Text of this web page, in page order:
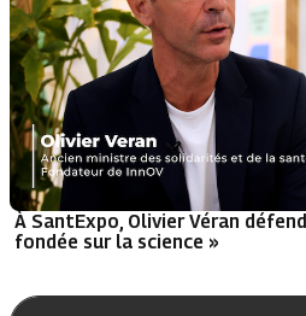
À SantExpo, Olivier Véran
fondée sur la science »